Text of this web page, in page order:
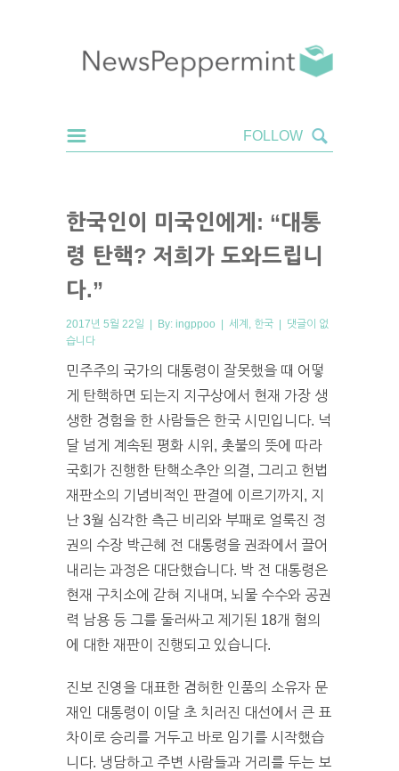
한국인이 미국인에게: “대통
령 탄핵? 저희가 도와드립니
다.”
2017년 5월 22일 | By: ingppoo | 세계 한국 | 댓글이 없
습니다
민주주의 국가의 대통령이 잘못했을 때 어떻
게 탄핵하면 되는지 지구상에서 현재 가장 생
생한 경험을 한 사람들은 한국 시민입니다. 넉
달 넘게 계속된 평화 시위, 촛불의 뜻에 따라
국회가 진행한 탄핵소추안 의결, 그리고 헌법
재판소의 기념비적인 판결에 이르기까지, 지
난 3월 심각한 측근 비리와 부패로 얼룩진 정
권의 수장 박근혜 전 대통령을 권좌에서 끌어
내리는 과정은 대단했습니다. 박 전 대통령은
현재 구치소에 갇혀 지내며, 뇌물 수수와 공권
력 남용 등 그를 둘러싸고 제기된 18개 혐의
에 대한 재판이 진행되고 있습니다.
진보 진영을 대표한 겸허한 인품의 소유자 문
재인 대통령이 이달 초 치러진 대선에서 큰 표
차이로 승리를 거두고 바로 임기를 시작했습
니다. 냉담하고 주변 사람들과 거리를 두는 보